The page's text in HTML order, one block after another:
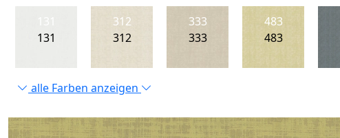
131
312
312
333
333
483
483
alle Farben anzeigen